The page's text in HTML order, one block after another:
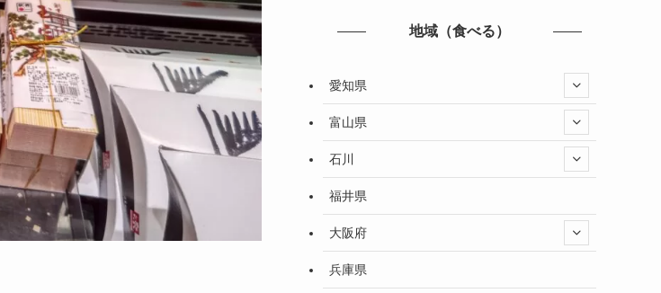
地域（食べる）
愛知県
富山県
石川
福井県
大阪府
兵庫県